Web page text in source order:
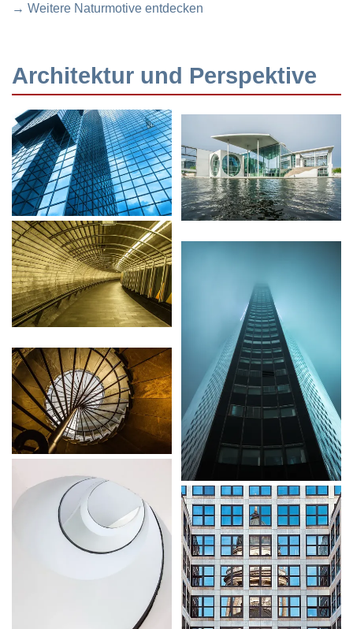
→ Weitere Naturmotive entdecken
Architektur und Perspektive